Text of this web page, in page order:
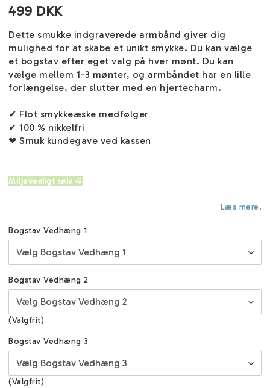
499 DKK
Dette smukke indgraverede armbånd giver dig
mulighed for at skabe et unikt smykke. Du kan vælge
et bogstav efter eget valg på hver mønt. Du kan
vælge mellem 1-3 mønter, og armbåndet har en lille
forlængelse, der slutter med en hjertecharm.
✔ Flot smykkeæske medfølger
✔ 100 % nikkelfri
❤ Smuk kundegave ved kassen
Miljøvenligt sølv ♲
Læs mere.
Bogstav Vedhæng 1
Bogstav Vedhæng 2
(Valgfrit)
Bogstav Vedhæng 3
(Valgfrit)